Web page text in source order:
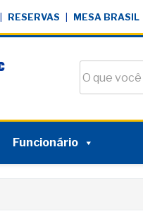
RESERVAS MESA BRASIL
Funcionário